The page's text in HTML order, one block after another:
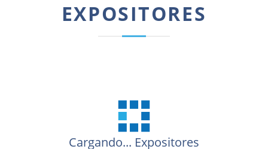
EXPOSITORES
Cargando... Expositores